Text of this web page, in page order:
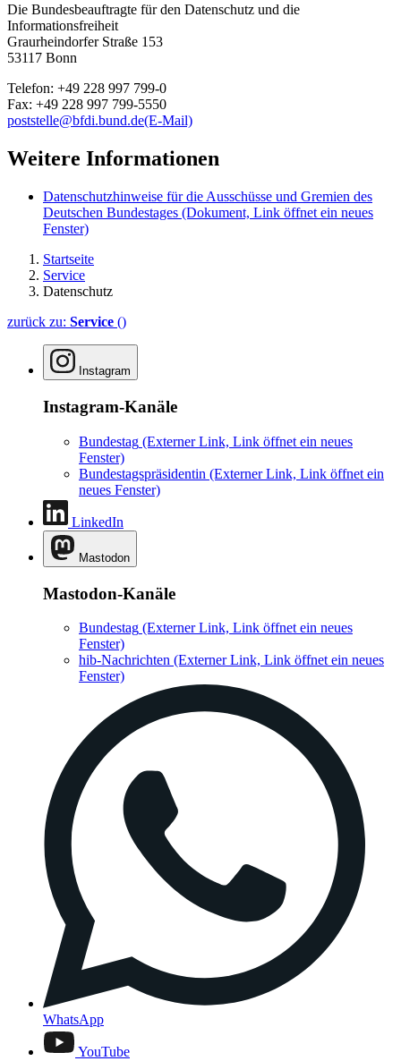
Die Bundesbeauftragte für den Datenschutz und die
Informationsfreiheit
Graurheindorfer Straße 153
53117 Bonn
Telefon: +49 228 997 799-0
Fax: +49 228 997 799-5550
poststelle@bfdi.bund.de(E-Mail)
Weitere Informationen
Datenschutzhinweise für die Ausschüsse und Gremien des
Deutschen Bundestages (Dokument, Link öffnet ein neues
Fenster)
Startseite
Service
Datenschutz
zurück zu: Service ()
Instagram
Instagram-Kanäle
Bundestag (Externer Link, Link öffnet ein neues
Fenster)
Bundestagspräsidentin (Externer Link, Link öffnet ein
neues Fenster)
LinkedIn
Mastodon
Mastodon-Kanäle
Bundestag (Externer Link, Link öffnet ein neues
Fenster)
hib-Nachrichten (Externer Link, Link öffnet ein neues
Fenster)
WhatsApp
YouTube